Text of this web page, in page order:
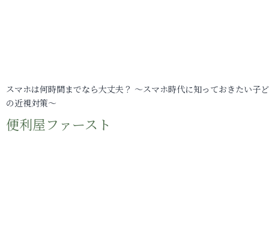
スマホは何時間までなら大丈夫？ ～スマホ時代に知っておきたい子
の近視対策～
便利屋ファースト